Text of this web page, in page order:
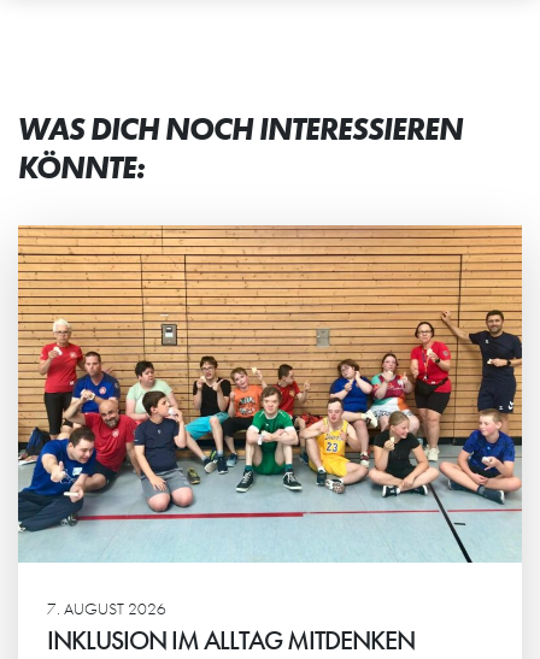
WAS DICH NOCH INTERESSIEREN
KÖNNTE:
7. AUGUST 2026
INKLUSION IM ALLTAG MITDENKEN